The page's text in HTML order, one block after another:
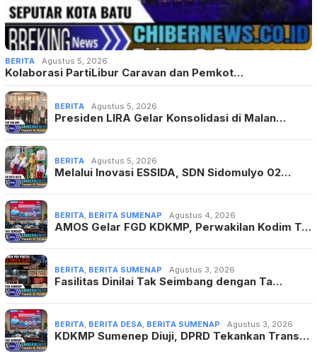
BERITA Agustus 5, 2026
Kolaborasi PartiLibur Caravan dan Pemkot…
BERITA Agustus 5, 2026
Presiden LIRA Gelar Konsolidasi di Malan…
BERITA Agustus 5, 2026
Melalui Inovasi ESSIDA, SDN Sidomulyo 02…
BERITA, BERITA SUMENAP Agustus 4, 2026
AMOS Gelar FGD KDKMP, Perwakilan Kodim T…
BERITA, BERITA SUMENAP Agustus 3, 2026
Fasilitas Dinilai Tak Seimbang dengan Ta…
BERITA, BERITA DESA, BERITA SUMENAP Agustus 3, 2026
KDKMP Sumenep Diuji, DPRD Tekankan Trans…